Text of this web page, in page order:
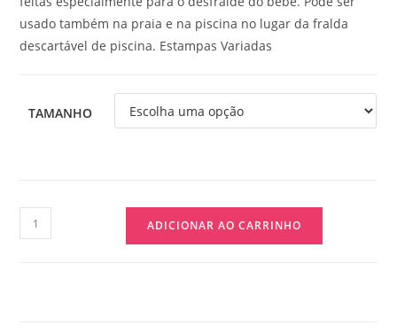
usado também na praia e na piscina no lugar da fralda
descartável de piscina. Estampas Variadas
TAMANHO
ADICIONAR AO CARRINHO